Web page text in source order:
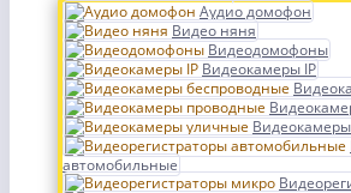
Аудио домофон
Видео няня
Видеодомофоны
Видеокамеры IP
автомобильные